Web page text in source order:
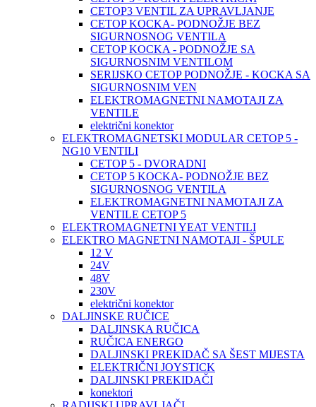
CETOP3 VENTIL ZA UPRAVLJANJE
CETOP KOCKA- PODNOŽJE BEZ
SIGURNOSNOG VENTILA
CETOP KOCKA - PODNOŽJE SA
SIGURNOSNIM VENTILOM
SERIJSKO CETOP PODNOŽJE - KOCKA SA
SIGURNOSNIM VEN
ELEKTROMAGNETNI NAMOTAJI ZA
VENTILE
električni konektor
ELEKTROMAGNETSKI MODULAR CETOP 5 -
NG10 VENTILI
CETOP 5 - DVORADNI
CETOP 5 KOCKA- PODNOŽJE BEZ
SIGURNOSNOG VENTILA
ELEKTROMAGNETNI NAMOTAJI ZA
VENTILE CETOP 5
ELEKTROMAGNETNI YEAT VENTILI
ELEKTRO MAGNETNI NAMOTAJI - ŠPULE
12 V
24V
48V
230V
električni konektor
DALJINSKE RUČICE
DALJINSKA RUČICA
RUČICA ENERGO
DALJINSKI PREKIDAČ SA ŠEST MIJESTA
ELEKTRIČNI JOYSTICK
DALJINSKI PREKIDAČI
konektori